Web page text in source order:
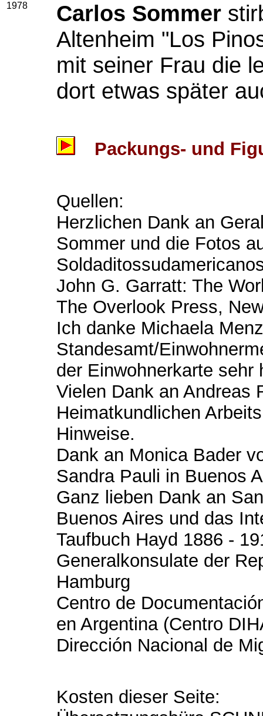
1978 Carlos Sommer
Altenheim "Los
mit seiner Frau die
dort etwas später
Packungs- und
Quellen:
Herzlichen Dank an
Sommer und die Fotos
John G. Garratt: The
The Overlook Press,
Ich danke Michaela
Standesamt/
der Einwohnerkarte sehr
Vielen Dank an Andreas
Heimatkundlichen
Hinweise.
Dank an Monica Bader
Sandra Pauli in Buenos
Ganz lieben Dank an
Buenos Aires und das
Taufbuch Hayd 1886 -
Generalkonsulate der
Hamburg
Centro de
en Argentina (Centro
Dirección Nacional de
Kosten dieser Seite: